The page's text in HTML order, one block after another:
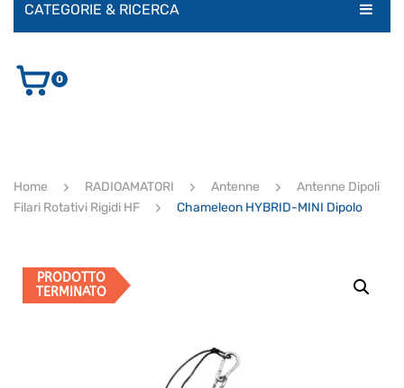
CATEGORIE & RICERCA
AUDIO E VIDEO
ULTIMI ARRIVI
0
Home RADIOAMATORI Antenne
Antenne Dipoli
Filari Rotativi Rigidi HF
Chameleon HYBRID-MINI Dipolo
PRODOTTO
TERMINATO